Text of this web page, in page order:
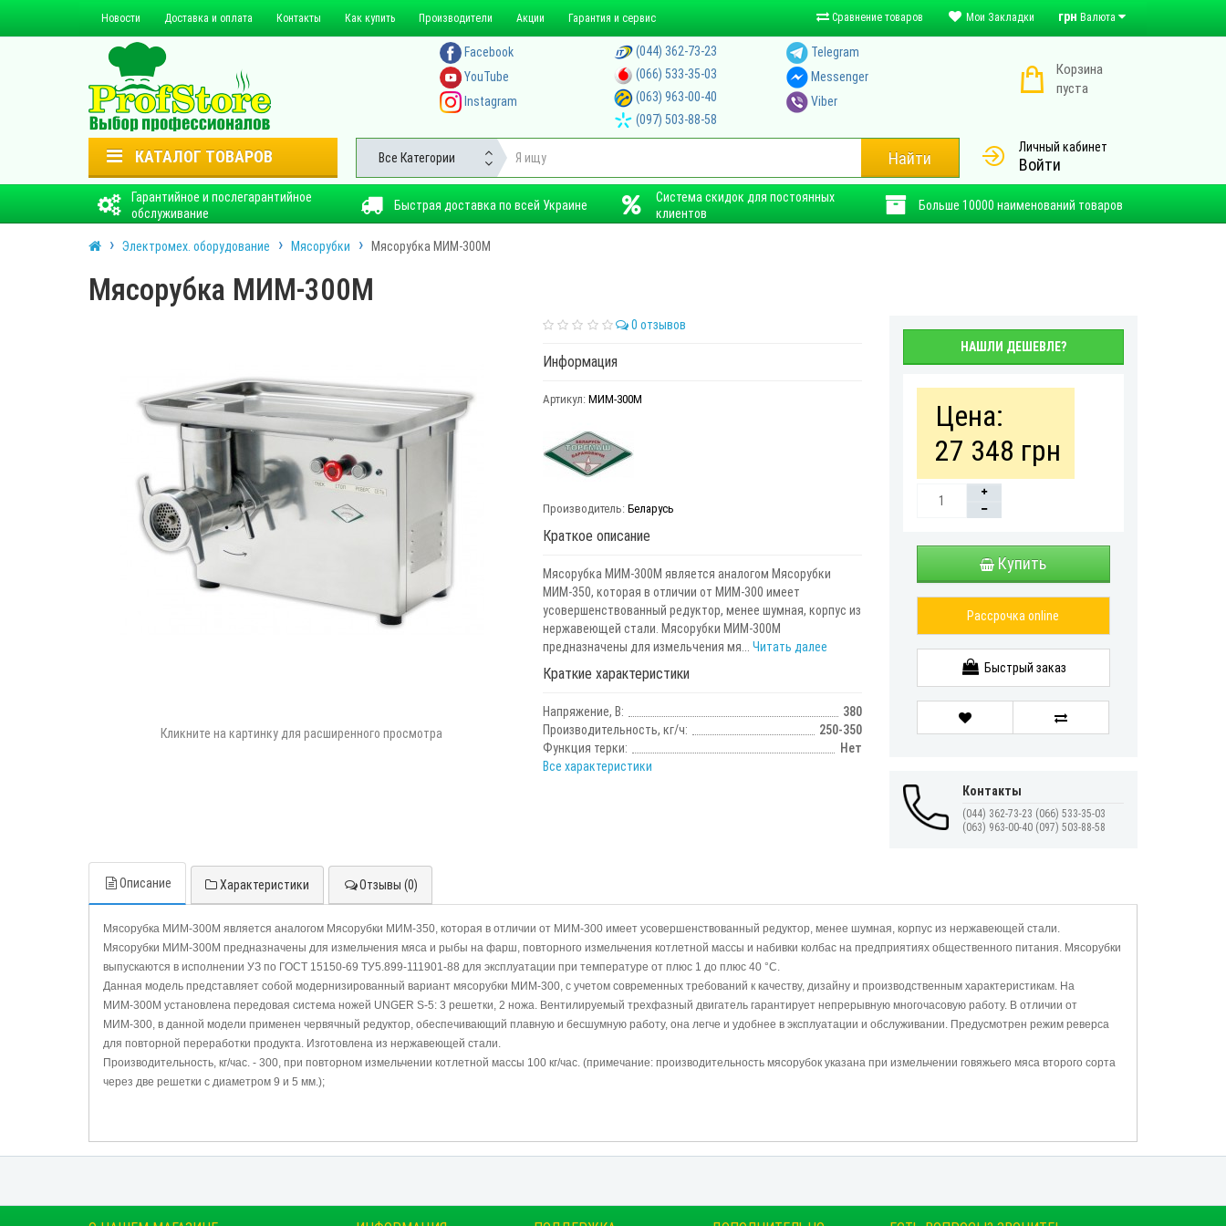
Новости Доставка и оплата Контакты Как купить Производители Акции Гарантия и сервис грн Валюта
Мои Закладки
Сравнение товаров
Facebook
YouTube
Instagram
(044) 362-73-23
(066) 533-35-03
(063) 963-00-40
(097) 503-88-58
Telegram
Messenger
Viber
Корзина
пуста
Все Категории Найти
КАТАЛОГ ТОВАРОВ Личный кабинет
Войти
Гарантийное и послегарантийное
обслуживание
Быстрая доставка по всей Украине
Система скидок для постоянных
клиентов
Больше 10000 наименований товаров
Электромех. оборудование Мясорубки Мясорубка МИМ-300М
Мясорубка МИМ-300М
Кликните на картинку для расширенного просмотра
0 отзывов
Информация
Артикул: МИМ-300М
Производитель: Беларусь
Краткое описание
Мясорубка МИМ-300М является аналогом Мясорубки
МИМ-350, которая в отличии от МИМ-300 имеет
усовершенствованный редуктор, менее шумная, корпус из
нержавеющей стали. Мясорубки МИМ-300М
предназначены для измельчения мя... Читать далее
Краткие характеристики
Напряжение, В:
380
Производительность, кг/ч:
250-350
Функция терки:
Нет
Все характеристики
НАШЛИ ДЕШЕВЛЕ?
Цена:
27 348 грн
Купить
Рассрочка online
Быстрый заказ
Контакты
(044) 362-73-23 (066) 533-35-03
(063) 963-00-40(097) 503-88-58
Описание Характеристики Отзывы (0)
Мясорубка МИМ-300М является аналогом Мясорубки МИМ-350, которая в отличии от МИМ-300 имеет усовершенствованный редуктор, менее шумная, корпус из нержавеющей стали.
Мясорубки МИМ-300М предназначены для измельчения мяса и рыбы на фарш, повторного измельчения котлетной массы и набивки колбас на предприятиях общественного питания. Мясорубки
выпускаются в исполнении УЗ по ГОСТ 15150-69 ТУ5.899-111901-88 для эксплуатации при температуре от плюс 1 до плюс 40 °С.
Данная модель представляет собой модернизированный вариант мясорубки МИМ-300, с учетом современных требований к качеству, дизайну и производственным характеристикам. На
МИМ-300М установлена передовая система ножей UNGER S-5: 3 решетки, 2 ножа. Вентилируемый трехфазный двигатель гарантирует непрерывную многочасовую работу. В отличии от
МИМ-300, в данной модели применен червячный редуктор, обеспечивающий плавную и бесшумную работу, она легче и удобнее в эксплуатации и обслуживании. Предусмотрен режим реверса
для повторной переработки продукта. Изготовлена из нержавеющей стали.
Производительность, кг/час. - 300, при повторном измельчении котлетной массы 100 кг/час. (примечание: производительность мясорубок указана при измельчении говяжьего мяса второго сорта
через две решетки с диаметром 9 и 5 мм.);